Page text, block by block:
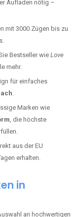
Aufladen nötig –
mit 3000 Zügen bis zu
Bestseller wie Love
mehr.
für einfaches
.
Marken wie
, die höchste
aus der EU
erhalten.
in
an hochwertigen